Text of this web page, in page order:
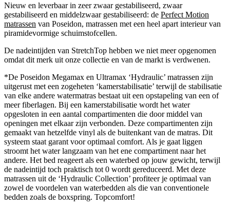
Nieuw en leverbaar in zeer zwaar gestabiliseerd, zwaar
gestabiliseerd en middelzwaar gestabiliseerd: de Perfect Motion
matrassen van Poseidon, matrassen met een heel apart interieur van
piramidevormige schuimstofcellen.
De nadeintijden van StretchTop hebben we niet meer opgenomen
omdat dit merk uit onze collectie en van de markt is verdwenen.
*De Poseidon Megamax en Ultramax ‘Hydraulic’ matrassen zijn
uitgerust met een zogeheten ‘kamerstabilisatie’ terwijl de stabilisatie
van elke andere watermatras bestaat uit een opstapeling van een of
meer fiberlagen. Bij een kamerstabilisatie wordt het water
opgesloten in een aantal compartimenten die door middel van
openingen met elkaar zijn verbonden. Deze compartimenten zijn
gemaakt van hetzelfde vinyl als de buitenkant van de matras. Dit
systeem staat garant voor optimaal comfort. Als je gaat liggen
stroomt het water langzaam van het ene compartiment naar het
andere. Het bed reageert als een waterbed op jouw gewicht, terwijl
de nadeintijd toch praktisch tot 0 wordt gereduceerd. Met deze
matrassen uit de ‘Hydraulic Collection’ profiteer je optimaal van
zowel de voordelen van waterbedden als die van conventionele
bedden zoals de boxspring. Topcomfort!